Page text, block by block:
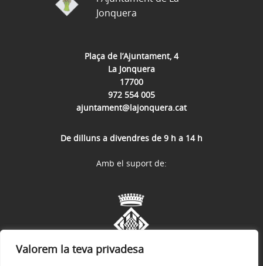
Valorem la teva privadesa
Plaça de l’Ajuntament, 4
La Jonquera
17700
972 554 005
ajuntament@lajonquera.cat
De dilluns a divendres de 9 h a 14 h
Jonquera
Amb el suport de: